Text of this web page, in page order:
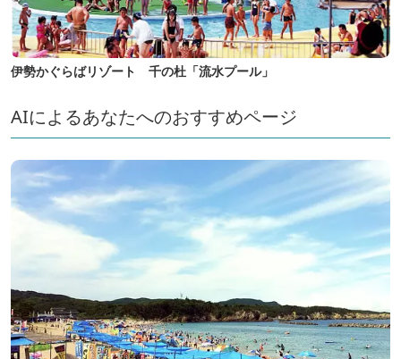
伊勢かぐらばリゾート 千の杜「流水プール」
AIによるあなたへのおすすめページ